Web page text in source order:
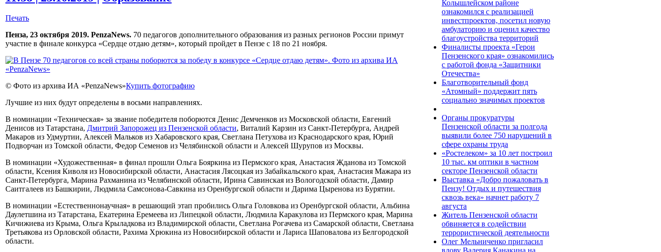
Печать
Пенза, 23 октября 2019. PenzaNews. 70 педагогов дополнительного образования из разных регионов России примут
участие в финале конкурса «Сердце отдаю детям», который пройдет в Пензе с 18 по 21 ноября.
© Фото из архива ИА «PenzaNews»Купить фотографию
Лучшие из них будут определены в восьми направлениях.
В номинации «Техническая» за звание победителя поборются Денис Демченков из Московской области, Евгений
Денисов из Татарстана, Дмитрий Запорожец из Пензенской области, Виталий Карзин из Санкт-Петербурга, Андрей
Макаров из Удмуртии, Алексей Мальков из Хабаровского края, Светлана Петухова из Краснодарского края, Юрий
Подворчан из Томской области, Федор Семенов из Челябинской области и Алексей Шурупов из Москвы.
В номинации «Художественная» в финал прошли Ольга Бояркина из Пермского края, Анастасия Жданова из Томской
области, Ксения Киволя из Новосибирской области, Анастасия Лясоцкая из Забайкальского края, Анастасия Мажара из
Санкт-Петербурга, Марина Рахманина из Челябинской области, Ирина Савинская из Вологодской области, Дамир
Саитгалеев из Башкирии, Людмила Самсонова-Савкина из Оренбургской области и Дарима Цыренова из Бурятии.
В номинации «Естественнонаучная» в решающий этап пробились Ольга Головкова из Оренбургской области, Альбина
Даулетшина из Татарстана, Екатерина Еремеева из Липецкой области, Людмила Каракулова из Пермского края, Марина
Кичижиева из Крыма, Ольга Крыладкова из Владимирской области, Светлана Рогачева из Самарской области, Светлана
Третьякова из Орловской области, Рахима Хрюкина из Новосибирской области и Лариса Шаповалова из Белгородской
области.
Колышлейском районе
ознакомился с реализацией
инвестпроектов, посетил новую
амбулаторию и оценил качество
благоустройства территорий
Финалисты проекта «Герои
Пензенского края» ознакомились
с работой фонда «Защитники
Отечества»
Благотворительный фонд
«Атомный» поддержит пять
социально значимых проектов
Органы прокуратуры
Пензенской области за полгода
выявили более 750 нарушений в
сфере охраны труда
«Ростелеком» за 10 лет построил
10 тыс. км оптики в частном
секторе Пензенской области
Выставка «Добро пожаловать в
Пензу! Отдых и путешествия
сквозь века» начнет работу 7
августа
Житель Пензенской области
обвиняется в содействии
террористической деятельности
Олег Мельниченко пригласил
вдову Валерия Канакина на